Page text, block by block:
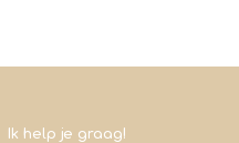
Ik help je graag!